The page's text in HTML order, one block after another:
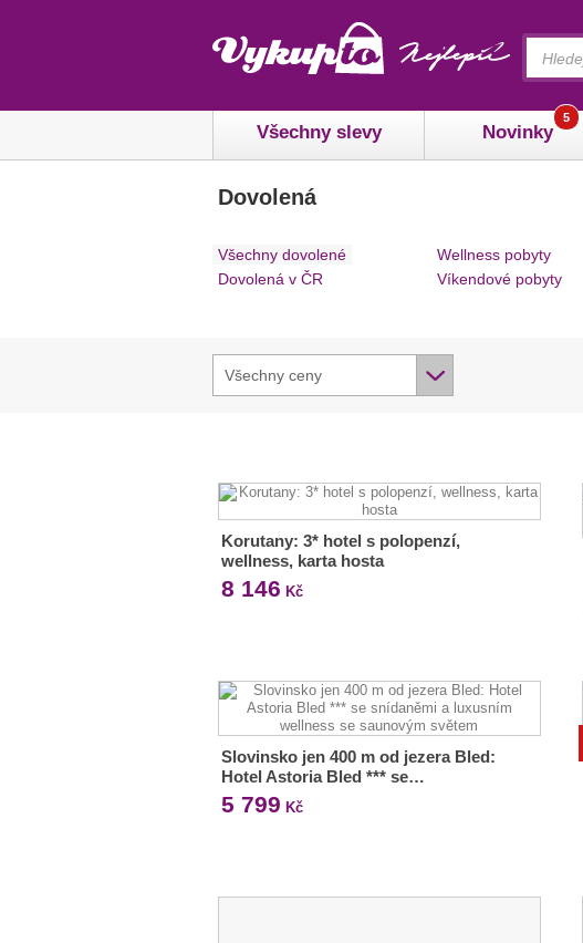
Všechny slevy Novinky
5
Dovolená
Všechny dovolené
Dovolená v ČR
Wellness pobyty
Víkendové pobyty
Všechny ceny
Korutany: 3* hotel s polopenzí,
wellness, karta hosta
8 146 Kč
Slovinsko jen 400 m od jezera Bled:
Hotel Astoria Bled *** se…
5 799 Kč